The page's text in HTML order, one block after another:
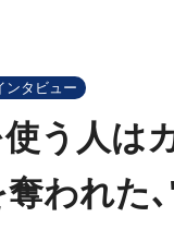
ンタビュー
使う人は
奪われた